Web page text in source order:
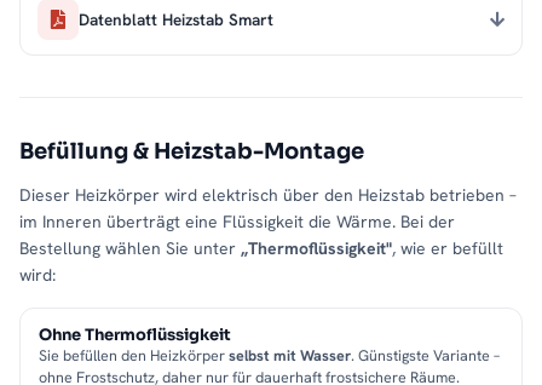
Datenblatt Heizstab Smart
Befüllung & Heizstab-Montage
Dieser Heizkörper wird elektrisch über den Heizstab betrieben –
im Inneren überträgt eine Flüssigkeit die Wärme. Bei der
Bestellung wählen Sie unter „Thermoflüssigkeit", wie er befüllt
wird:
Ohne Thermoflüssigkeit
Sie befüllen den Heizkörperselbst mit Wasser. Günstigste Variante –
ohne Frostschutz, daher nur für dauerhaft frostsichere Räume.